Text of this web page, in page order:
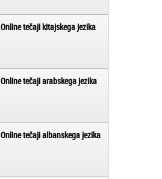
Online tečaji kitajskega jezika
Online tečaji arabskega jezika
Online tečaji albanskega jezika